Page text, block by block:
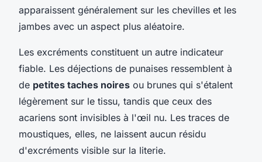
apparaissent généralement sur les chevilles et les
jambes avec un aspect plus aléatoire.
Les excréments constituent un autre indicateur
fiable. Les déjections de punaises ressemblent à
de petites taches noires ou brunes qui s'étalent
légèrement sur le tissu, tandis que ceux des
acariens sont invisibles à l'œil nu. Les traces de
moustiques, elles, ne laissent aucun résidu
d'excréments visible sur la literie.